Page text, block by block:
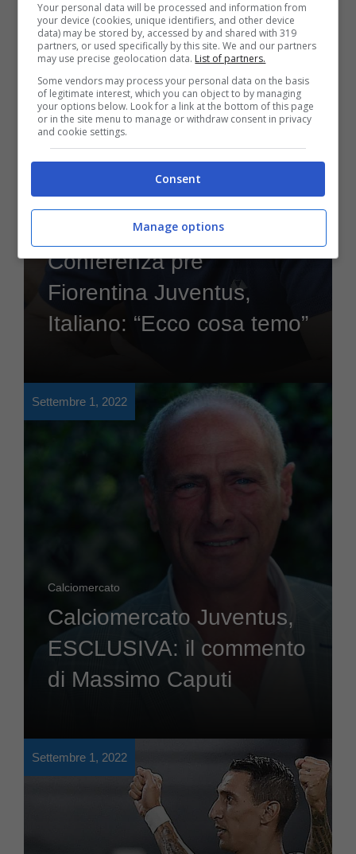
Settembre 2, 2022
Conferenza pre
Fiorentina Juventus,
Italiano: “Ecco cosa temo”
Settembre 1, 2022
Calciomercato
Calciomercato Juventus,
ESCLUSIVA: il commento
di Massimo Caputi
Settembre 1, 2022
Your personal data will be processed and information from
your device (cookies, unique identifiers, and other device
data) may be stored by, accessed by and shared with 319
partners, or used specifically by this site. We and our partners
may use precise geolocation data. List of partners.
Some vendors may process your personal data on the basis
of legitimate interest, which you can object to by managing
your options below. Look for a link at the bottom of this page
or in the site menu to manage or withdraw consent in privacy
and cookie settings.
Consent
Manage options